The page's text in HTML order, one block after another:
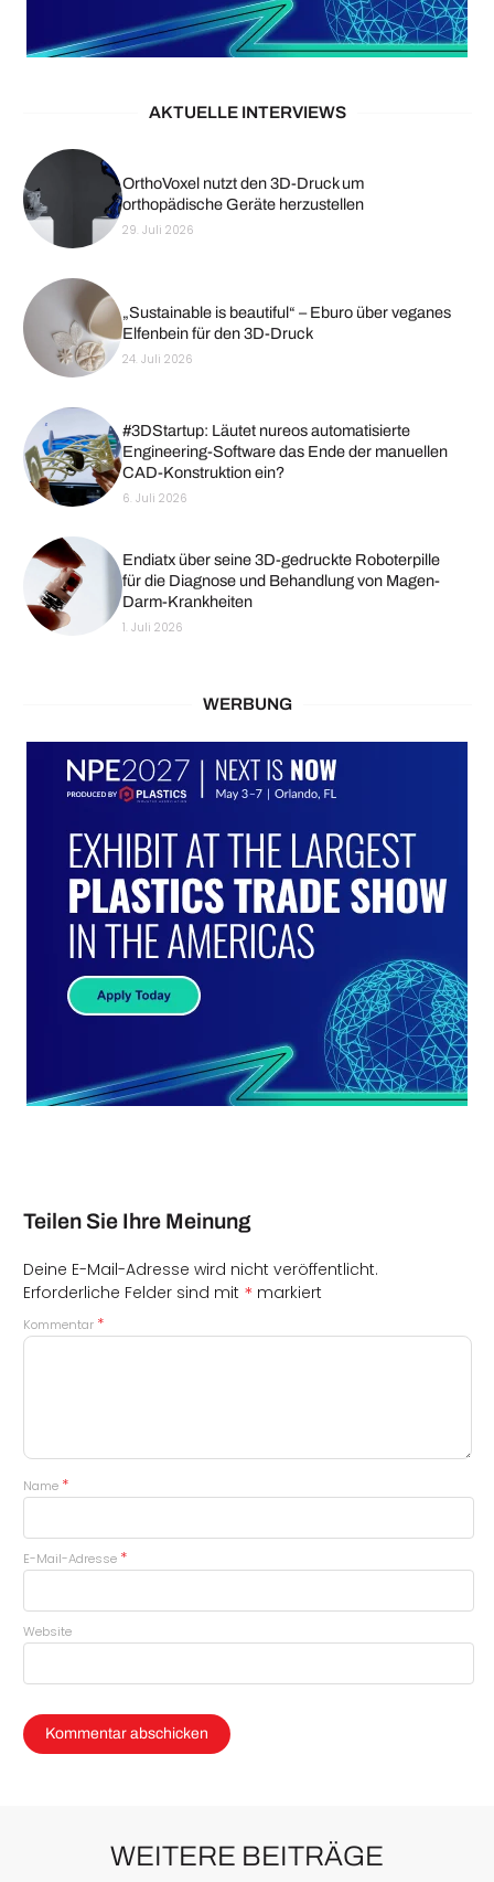
AKTUELLE INTERVIEWS
OrthoVoxel nutzt den 3D-Druck um
orthopädische Geräte herzustellen
29. Juli 2026
„Sustainable is beautiful“ – Eburo über veganes
Elfenbein für den 3D-Druck
24. Juli 2026
#3DStartup: Läutet nureos automatisierte
Engineering-Software das Ende der manuellen
CAD-Konstruktion ein?
6. Juli 2026
Endiatx über seine 3D-gedruckte Roboterpille
für die Diagnose und Behandlung von Magen-
Darm-Krankheiten
1. Juli 2026
WERBUNG
Teilen Sie Ihre Meinung
Deine E-Mail-Adresse wird nicht veröffentlicht.
Erforderliche Felder sind mit * markiert
Kommentar *
Name *
E-Mail-Adresse *
Website
WEITERE BEITRÄGE